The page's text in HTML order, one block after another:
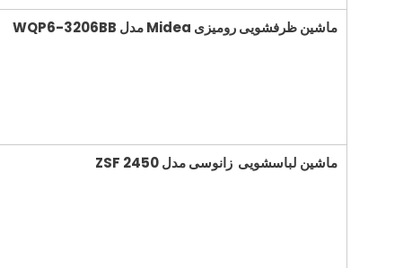
ماشین ظرفشویی رومیزی Mideaمدل WQP6-3206BB
ماشین لباسشویی زانوسی مدلZSF 2450